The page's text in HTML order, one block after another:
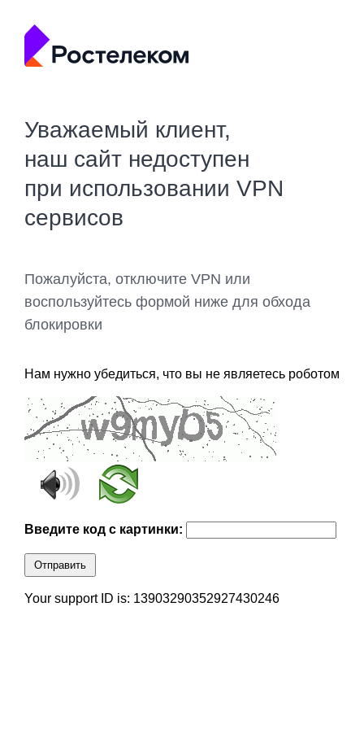
Уважаемый клиент,
наш сайт недоступен
при использовании VPN
сервисов
Пожалуйста, отключите VPN или
воспользуйтесь формой ниже для обхода
блокировки
Нам нужно убедиться, что вы не являетесь роботом
Введите код с картинки:
Отправить
Your support ID is: 13903290352927430246